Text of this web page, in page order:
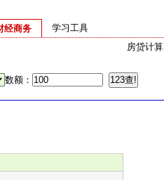
经商务
房贷计算
学习工具
数额：